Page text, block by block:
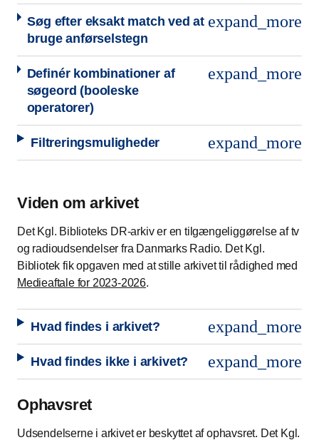
Søg efter eksakt match ved at
bruge anførselstegn
expand_more
Definér kombinationer af
søgeord (booleske
operatorer)
expand_more
Filtreringsmuligheder expand_more
Viden om arkivet
Det Kgl. Biblioteks DR-arkiv er en tilgængeliggørelse af tv
og radioudsendelser fra Danmarks Radio. Det Kgl.
Bibliotek fik opgaven med at stille arkivet til rådighed med
Medieaftale for 2023-2026.
Hvad findes i arkivet? expand_more
Hvad findes ikke i arkivet? expand_more
Ophavsret
Udsendelserne i arkivet er beskyttet af ophavsret. Det Kgl.